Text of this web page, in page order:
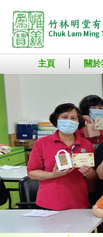
主頁 關